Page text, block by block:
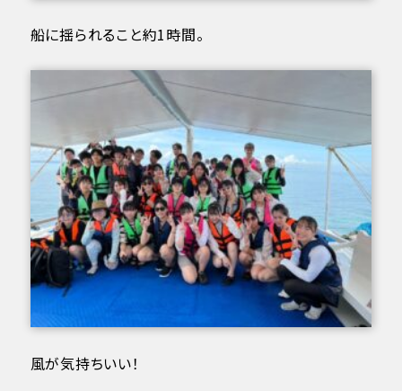
船に揺られること約1時間。
風が気持ちいい！